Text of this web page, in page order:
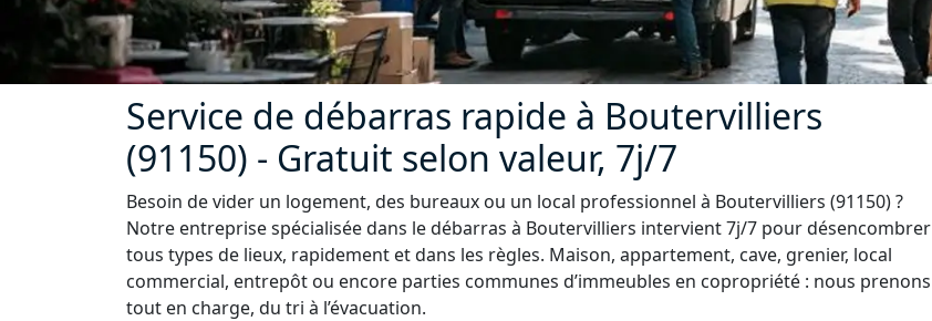
Service de débarras rapide à Boutervilliers
(91150) - Gratuit selon valeur, 7j/7
Besoin de vider un logement, des bureaux ou un local professionnel à Boutervilliers (91150) ?
Notre entreprise spécialisée dans le débarras à Boutervilliers intervient 7j/7 pour désencombrer
tous types de lieux, rapidement et dans les règles. Maison, appartement, cave, grenier, local
commercial, entrepôt ou encore parties communes d’immeubles en copropriété : nous prenons
tout en charge, du tri à l’évacuation.